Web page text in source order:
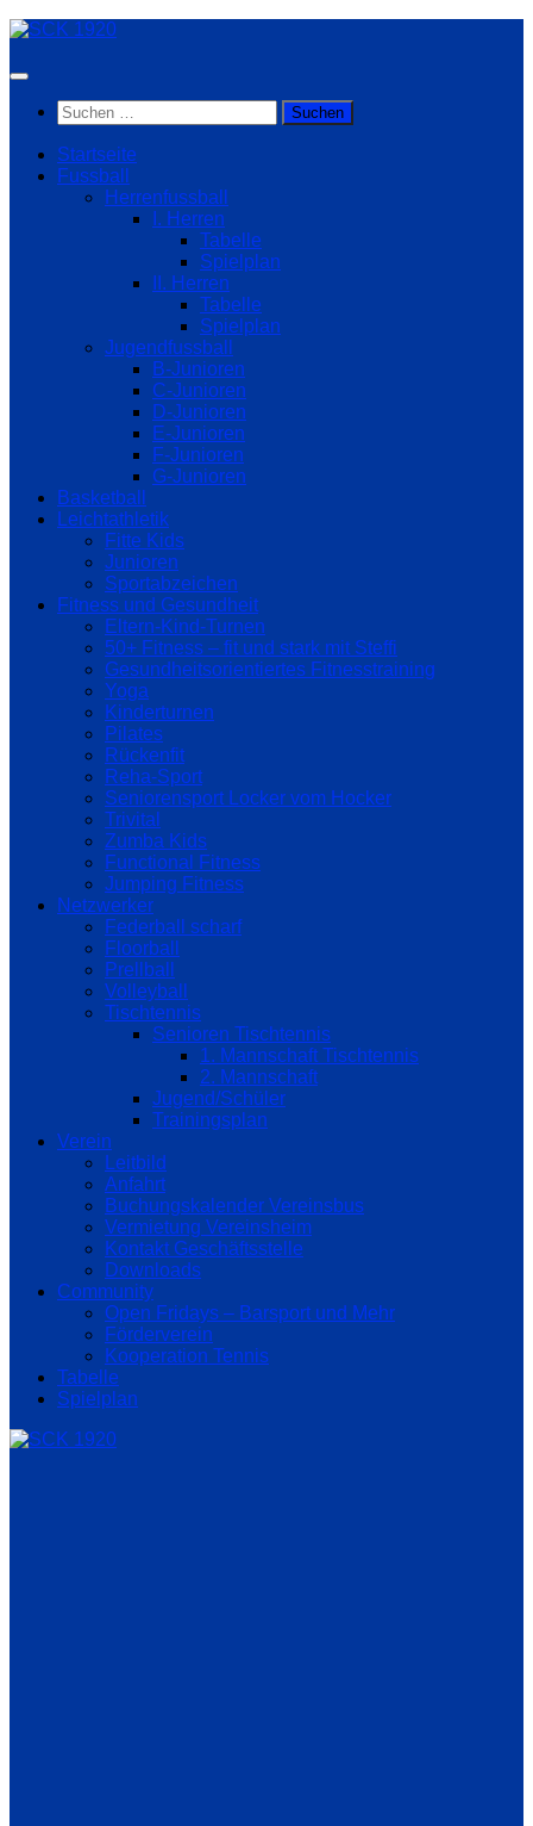
Zum
springen
Suchen
nach:
Startseite
Fussball
Herrenfussball
I. Herren
Tabelle
Spielplan
II. Herren
Tabelle
Spielplan
Jugendfussball
B-Junioren
C-Junioren
D-Junioren
E-Junioren
F-Junioren
G-Junioren
Basketball
Leichtathletik
Fitte Kids
Junioren
Sportabzeichen
Fitness und Gesundheit
Eltern-Kind-Turnen
50+ Fitness – fit und stark mit Steffi
Gesundheitsorientiertes Fitnesstraining
Yoga
Kinderturnen
Pilates
Rückenfit
Reha-Sport
Seniorensport Locker vom Hocker
Trivital
Zumba Kids
Functional Fitness
Jumping Fitness
Netzwerker
Federball scharf
Floorball
Prellball
Volleyball
Tischtennis
Senioren Tischtennis
1. Mannschaft Tischtennis
2. Mannschaft
Jugend/Schüler
Trainingsplan
Verein
Leitbild
Anfahrt
Buchungskalender Vereinsbus
Vermietung Vereinsheim
Kontakt Geschäftsstelle
Downloads
Community
Open Fridays – Barsport und Mehr
Förderverein
Kooperation Tennis
Tabelle
Spielplan